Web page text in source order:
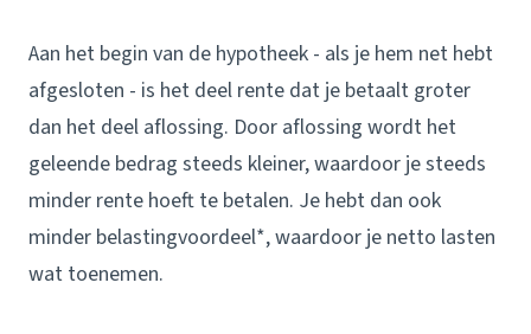
Aan het begin van de hypotheek - als je hem net hebt
afgesloten - is het deel rente dat je betaalt groter
dan het deel aflossing. Door aflossing wordt het
geleende bedrag steeds kleiner, waardoor je steeds
minder rente hoeft te betalen. Je hebt dan ook
minder belastingvoordeel*, waardoor je netto lasten
wat toenemen.